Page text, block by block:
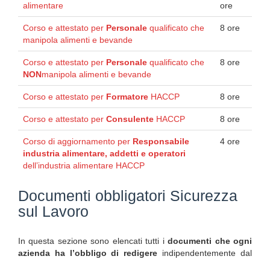
alimentare
ore
Corso e attestato per Personale qualificato che
manipola alimenti e bevande
8 ore
Corso e attestato per Personale qualificato che
NONmanipola alimenti e bevande
8 ore
Corso e attestato per Formatore HACCP 8 ore
Corso e attestato per Consulente HACCP 8 ore
Corso di aggiornamento per Responsabile
industria alimentare, addetti e operatori
dell’industria alimentare HACCP
4 ore
Documenti obbligatori Sicurezza
sul Lavoro
In questa sezione sono elencati tutti idocumenti che ogni
azienda ha l’obbligo di redigere indipendentemente dal